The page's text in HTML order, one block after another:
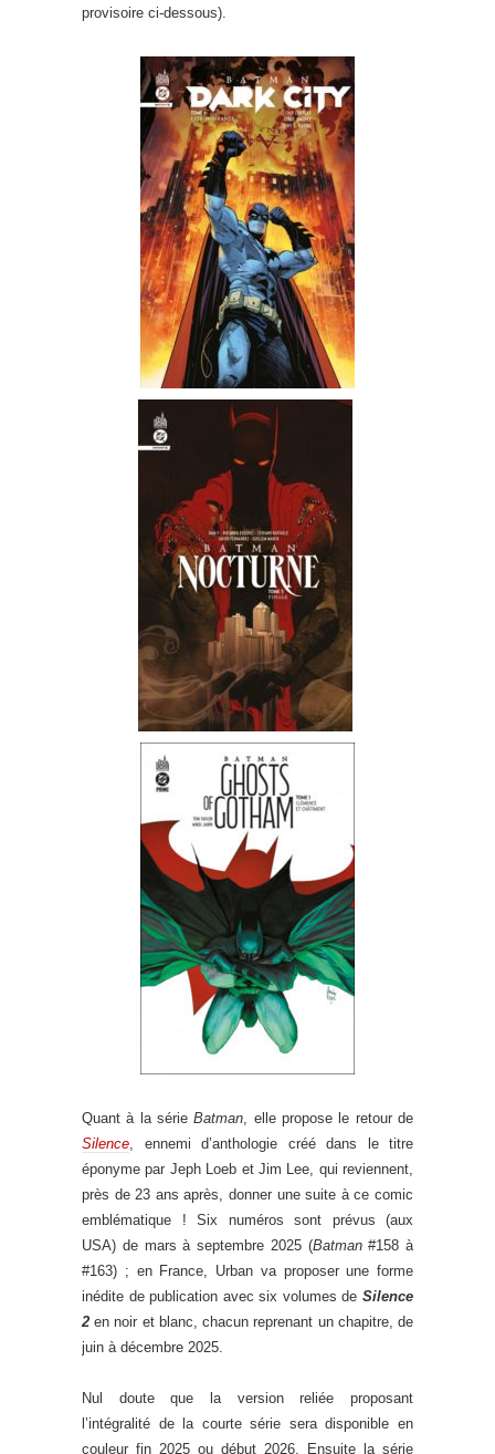
provisoire ci-dessous).
Quant à la sérieBatman, elle propose le retour de
Silence, ennemi d’anthologie créé dans le titre
éponyme par Jeph Loeb et Jim Lee, qui reviennent,
près de 23 ans après, donner une suite à ce comic
emblématique ! Six numéros sont prévus (aux
USA) de mars à septembre 2025 (Batman#158 à
#163) ; en France, Urban va proposer une forme
inédite de publication avec six volumes de Silence
2 en noir et blanc, chacun reprenant un chapitre, de
juin à décembre 2025.
Nul doute que la version reliée proposant
l’intégralité de la courte série sera disponible en
couleur fin 2025 ou début 2026. Ensuite la série